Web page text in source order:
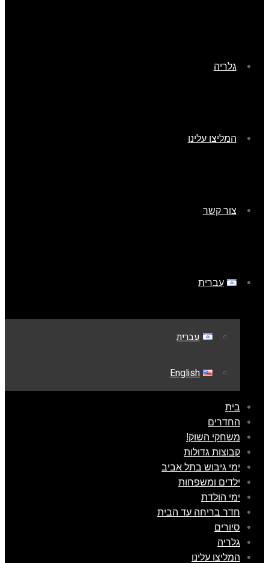
גלריה
המליצו עלינו
צור קשר
עברית
עברית
English
בית
החדרים
משחקי השוק!
קבוצות גדולות
ימי גיבוש בתל אביב
ילדים ומשפחות
ימי הולדת
חדר בריחה עד הבית
סיורים
גלריה
המליצו עלינו